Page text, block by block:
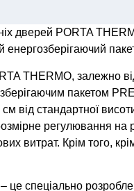
дверей PORTA
THERMO, залежно
пакетом
від стандартної
регулювання на
витрат. Крім того,